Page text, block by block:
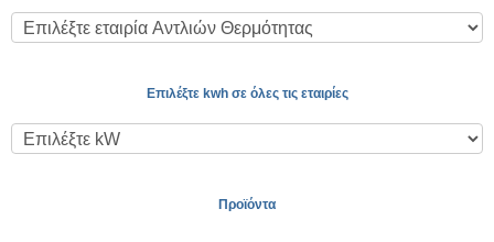
Επιλέξτε kwh σε όλες τις εταιρίες
Προϊόντα